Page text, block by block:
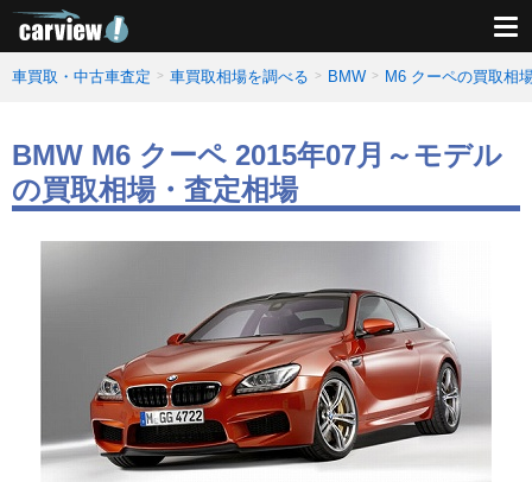
車買取・中古車査定 車買取相場を調べる BMW M6 クーペの買取相
BMW M6 クーペ 2015年07月～モデル
の買取相場・査定相場